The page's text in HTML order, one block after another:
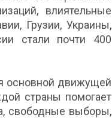
влиятельные
Грузии, Украины,
стали почти 400
основной движущей
страны помогает
свободные выборы,